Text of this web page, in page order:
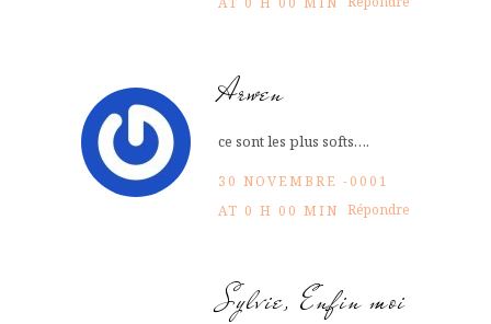
Arwen
ce sont les plus softs….
30 NOVEMBRE -0001
AT 0 H 00 MIN Répondre
Sylvie, Enfin moi